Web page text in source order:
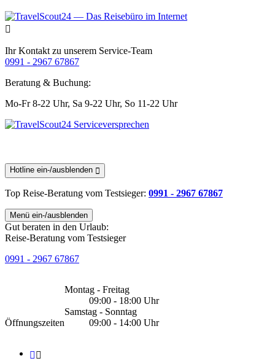
Ihr Kontakt zu unserem Service-Team
0991 - 2967 67867
Beratung & Buchung:
Mo-Fr 8-22 Uhr, Sa 9-22 Uhr, So 11-22 Uhr
Hotline ein-/ausblenden
Top Reise-Beratung vom Testsieger: 0991 - 2967 67867
Menü ein-/ausblenden
Gut beraten in den Urlaub:
Reise-Beratung vom Testsieger
0991 - 2967 67867
Öffnungszeiten
Montag - Freitag
09:00 - 18:00 Uhr
Samstag - Sonntag
09:00 - 14:00 Uhr